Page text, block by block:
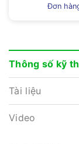
Đơn
Thông số kỹ
Tài liệu
Video